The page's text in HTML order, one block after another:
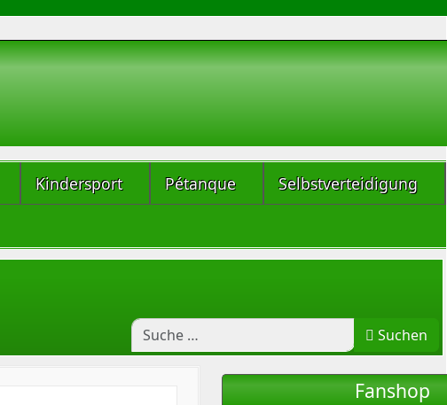
Kindersport Pétanque
Selbstverteidigung
Suchen
Fanshop